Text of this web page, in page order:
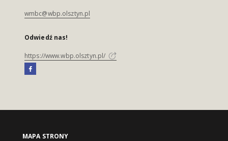
wmbc@wbp.olsztyn.pl
Odwiedź nas!
https://www.wbp.olsztyn.pl/
MAPA STRONY